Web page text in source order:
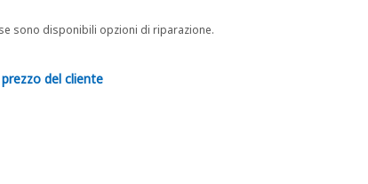
sono disponibili opzioni di riparazione.
del cliente